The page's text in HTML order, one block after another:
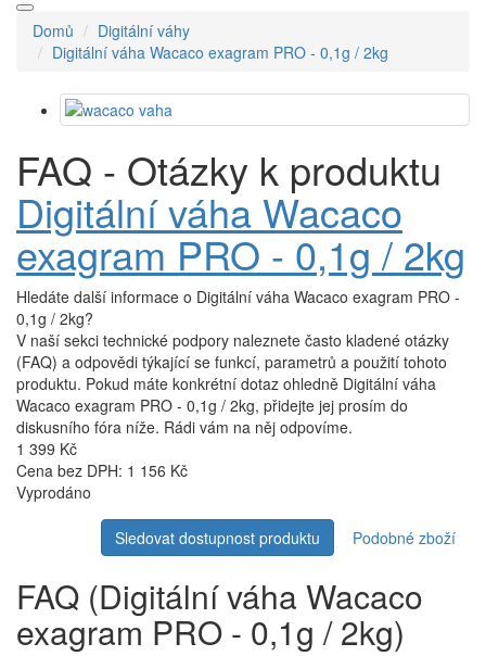
Domů
Digitální váhy
Digitální váha Wacaco exagram PRO - 0,1g / 2kg
FAQ - Otázky k produktu
Digitální váha Wacaco
exagram PRO - 0,1g / 2kg
Hledáte další informace o Digitální váha Wacaco exagram PRO -
0,1g / 2kg?
V naší sekci technické podpory naleznete často kladené otázky
(FAQ) a odpovědi týkající se funkcí, parametrů a použití tohoto
produktu. Pokud máte konkrétní dotaz ohledně Digitální váha
Wacaco exagram PRO - 0,1g / 2kg, přidejte jej prosím do
diskusního fóra níže. Rádi vám na něj odpovíme.
1 399 Kč
Cena bez DPH: 1 156 Kč
Vyprodáno
Sledovat dostupnost produktu Podobné zboží
FAQ (Digitální váha Wacaco
exagram PRO - 0,1g / 2kg)